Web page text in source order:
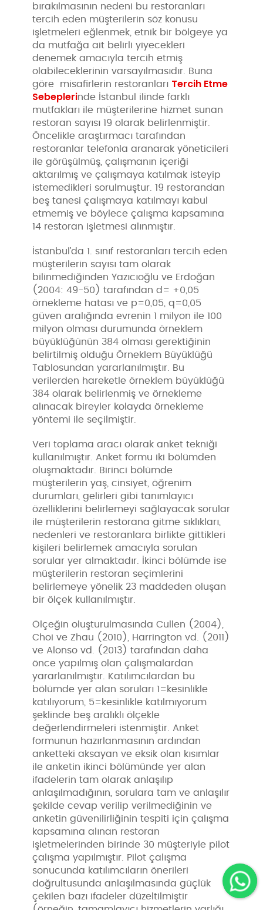
bırakılmasının nedeni bu restoranları
tercih eden müşterilerin söz konusu
işletmeleri eğlenmek, etnik bir bölgeye ya
da mutfağa ait belirli yiyecekleri
denemek amacıyla tercih etmiş
olabileceklerinin varsayılmasıdır. Buna
göre misafirlerin restoranları Tercih Etme
Sebeplerinde İstanbul ilinde farklı
mutfakları ile müşterilerine hizmet sunan
restoran sayısı 19 olarak belirlenmiştir.
Öncelikle araştırmacı tarafından
restoranlar telefonla aranarak yöneticileri
ile görüşülmüş, çalışmanın içeriği
aktarılmış ve çalışmaya katılmak isteyip
istemedikleri sorulmuştur. 19 restorandan
beş tanesi çalışmaya katılmayı kabul
etmemiş ve böylece çalışma kapsamına
14 restoran işletmesi alınmıştır.
İstanbul’da 1. sınıf restoranları tercih eden
müşterilerin sayısı tam olarak
bilinmediğinden Yazıcıoğlu ve Erdoğan
(2004: 49-50) tarafından d= +0,05
örnekleme hatası ve p=0,05, q=0,05
güven aralığında evrenin 1 milyon ile 100
milyon olması durumunda örneklem
büyüklüğünün 384 olması gerektiğinin
belirtilmiş olduğu Örneklem Büyüklüğü
Tablosundan yararlanılmıştır. Bu
verilerden hareketle örneklem büyüklüğü
384 olarak belirlenmiş ve örnekleme
alınacak bireyler kolayda örnekleme
yöntemi ile seçilmiştir.
Veri toplama aracı olarak anket tekniği
kullanılmıştır. Anket formu iki bölümden
oluşmaktadır. Birinci bölümde
müşterilerin yaş, cinsiyet, öğrenim
durumları, gelirleri gibi tanımlayıcı
özelliklerini belirlemeyi sağlayacak sorular
ile müşterilerin restorana gitme sıklıkları,
nedenleri ve restoranlara birlikte gittikleri
kişileri belirlemek amacıyla sorulan
sorular yer almaktadır. İkinci bölümde ise
müşterilerin restoran seçimlerini
belirlemeye yönelik 23 maddeden oluşan
bir ölçek kullanılmıştır.
Ölçeğin oluşturulmasında Cullen (2004),
Choi ve Zhau (2010), Harrington vd. (2011)
ve Alonso vd. (2013) tarafından daha
önce yapılmış olan çalışmalardan
yararlanılmıştır. Katılımcılardan bu
bölümde yer alan soruları 1=kesinlikle
katılıyorum, 5=kesinlikle katılmıyorum
şeklinde beş aralıklı ölçekle
değerlendirmeleri istenmiştir. Anket
formunun hazırlanmasının ardından
anketteki aksayan ve eksik olan kısımlar
ile anketin ikinci bölümünde yer alan
ifadelerin tam olarak anlaşılıp
anlaşılmadığının, sorulara tam ve anlaşılır
şekilde cevap verilip verilmediğinin ve
anketin güvenilirliğinin tespiti için çalışma
kapsamına alınan restoran
işletmelerinden birinde 30 müşteriyle pilot
çalışma yapılmıştır. Pilot çalışma
sonucunda katılımcıların önerileri
doğrultusunda anlaşılmasında güçlük
çekilen bazı ifadeler düzeltilmiştir